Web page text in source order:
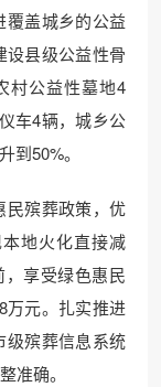
盖城乡的公益
设县级公益性骨
村公益性墓地4
车4辆，城乡公
到50%。
民殡葬政策，优
地火化直接减
，享受绿色惠民
万元。扎实推进
级殡葬信息系统
准确。